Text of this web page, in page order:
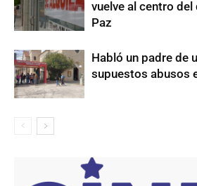
vuelve al centro del
Paz
Habló un padre de
supuestos abusos